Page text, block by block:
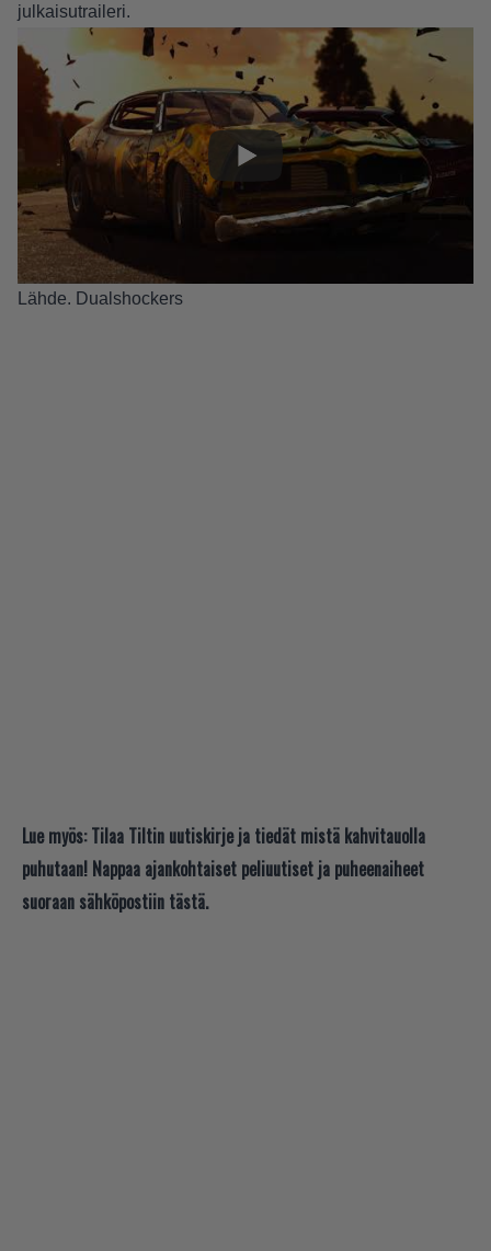
julkaisutraileri.
Lähde. Dualshockers
Lue myös: Tilaa Tiltin uutiskirje ja tiedät mistä kahvitauolla
puhutaan! Nappaa ajankohtaiset peliuutiset ja puheenaiheet
suoraan sähköpostiin tästä.